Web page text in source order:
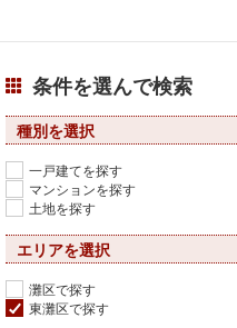
条件を選んで検索
種別を選択
一戸建てを探す
マンションを探す
土地を探す
エリアを選択
灘区で探す
東灘区で探す